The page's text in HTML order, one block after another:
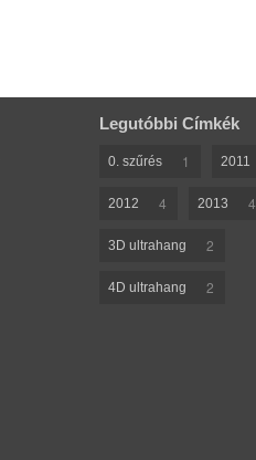
Legutóbbi Címkék
0. szűrés 1 2011
2012 4 2013 4
3D ultrahang 2
4D ultrahang 2